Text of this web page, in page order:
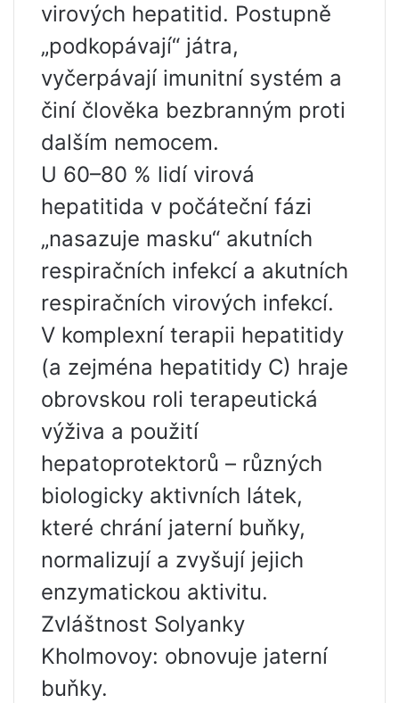
virových hepatitid. Postupně
„podkopávají“ játra,
vyčerpávají imunitní systém a
činí člověka bezbranným proti
dalším nemocem.
U 60–80 % lidí virová
hepatitida v počáteční fázi
„nasazuje masku“ akutních
respiračních infekcí a akutních
respiračních virových infekcí.
V komplexní terapii hepatitidy
(a zejména hepatitidy C) hraje
obrovskou roli terapeutická
výživa a použití
hepatoprotektorů – různých
biologicky aktivních látek,
které chrání jaterní buňky,
normalizují a zvyšují jejich
enzymatickou aktivitu.
Zvláštnost Solyanky
Kholmovoy: obnovuje jaterní
buňky.